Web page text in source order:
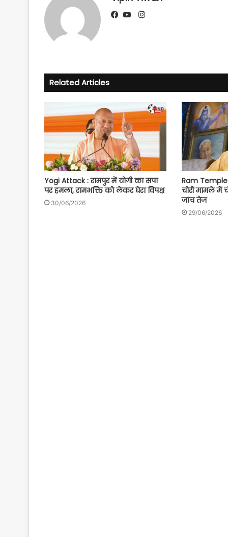
Instagram
Related Articles
Yogi Attack : रामपुर में योगी का सपा
पर हमला, रामभक्ति को लेकर घेरा विपक्ष
30/06/2026
Ram Temple
चोरी मामले में
जांच तेज
29/06/2026